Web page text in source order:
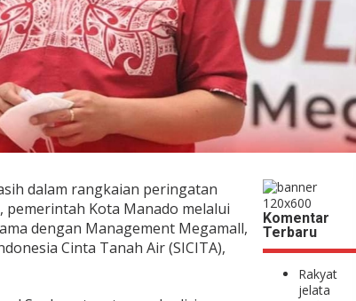
dalam rangkaian peringatan
pemerintah Kota Manado melalui
dengan Management Megamall,
Cinta Tanah Air (SICITA),
Komentar
Terbaru
Rakyat
jelata